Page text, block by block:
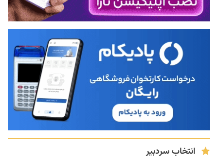
انتخاب سردبیر